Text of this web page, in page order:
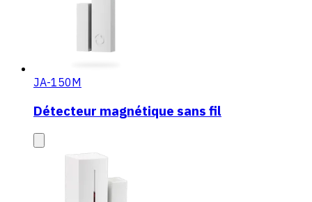
JA-150M
Détecteur magnétique sans fil